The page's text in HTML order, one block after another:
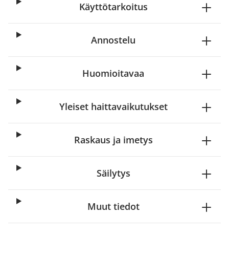
Käyttötarkoitus
Annostelu
Huomioitavaa
Yleiset haittavaikutukset
Raskaus ja imetys
Säilytys
Muut tiedot